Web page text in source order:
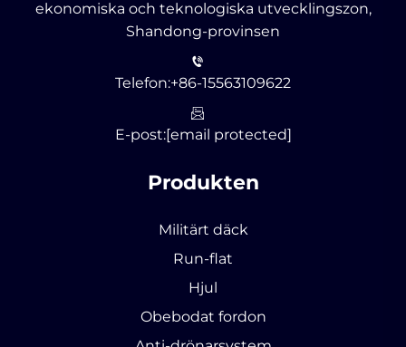
ekonomiska och teknologiska utvecklingszon,
Shandong-provinsen
Telefon:+86-15563109622
E-post:[email protected]
Produkten
Militärt däck
Run-flat
Hjul
Obebodat fordon